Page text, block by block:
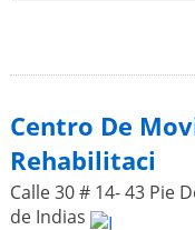
Centro De
Rehabilitaci
Calle 30 # 14- 43 Pie
de Indias